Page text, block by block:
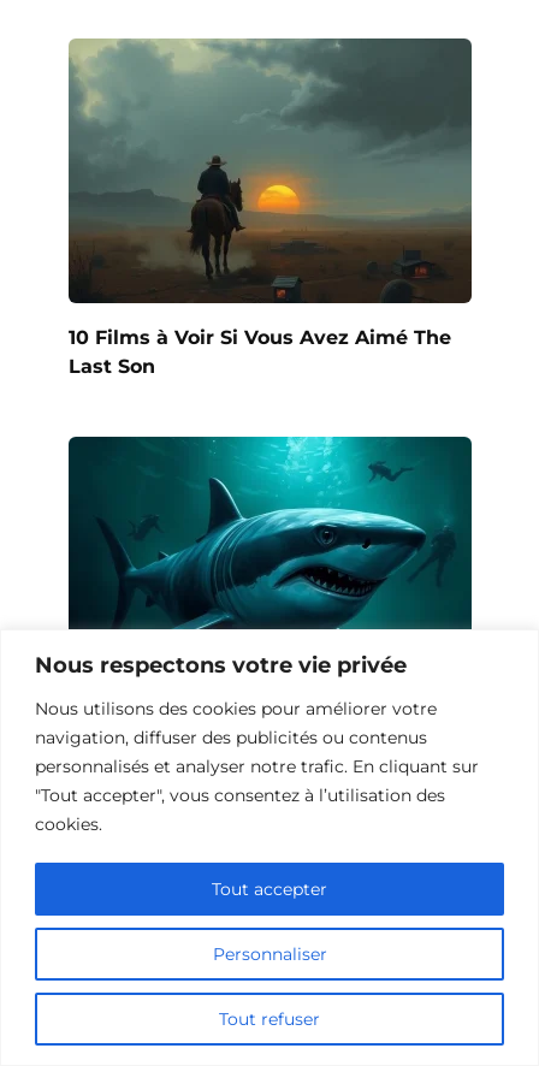
Nous respectons votre vie privée
Nous utilisons des cookies pour améliorer votre
navigation, diffuser des publicités ou contenus
personnalisés et analyser notre trafic. En cliquant sur
"Tout accepter", vous consentez à l’utilisation des
cookies.
Personnaliser
Tout refuser
Tout accepter
10 Films à Voir Si Vous Avez Aimé The
Last Son
10 Œuvres Similaires à Shark Waters
pour les Fans de Frissons